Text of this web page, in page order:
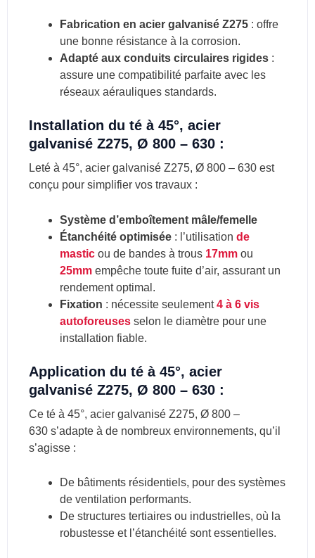
Fabrication en acier galvanisé Z275: offre
une bonne résistance à la corrosion.
Adapté aux conduits circulaires rigides:
assure une compatibilité parfaite avec les
réseaux aérauliques standards.
Installation du té à 45°, acier
galvanisé Z275, Ø 800 – 630 :
Leté à 45°, acier galvanisé Z275, Ø 800 – 630 est
conçu pour simplifier vos travaux :
Système d’emboîtement mâle/femelle
Étanchéité optimisée: l’utilisation de
masticou de bandes à trous 17mmou
25mmempêche toute fuite d’air, assurant un
rendement optimal.
Fixation : nécessite seulement4 à 6 vis
autoforeusesselon le diamètre pour une
installation fiable.
Application du té à 45°, acier
galvanisé Z275, Ø 800 – 630 :
Ce té à 45°, acier galvanisé Z275, Ø 800 –
630 s’adapte à de nombreux environnements, qu’il
s’agisse :
De bâtiments résidentiels, pour des systèmes
de ventilation performants.
De structures tertiaires ou industrielles, où la
robustesse et l’étanchéité sont essentielles.